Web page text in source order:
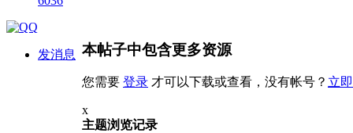
发消息 本帖子中包含更多资源
您需要 登录 才可以下载或查看，没有帐号？ 立
x
主题浏览记录